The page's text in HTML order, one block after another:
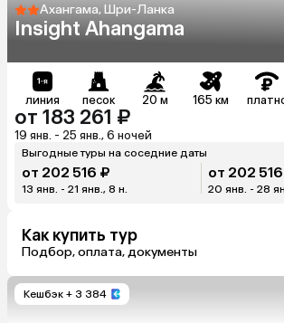
Ахангама, Шри-Ланка
Insight Ahangama
линия песок 20 м 165 км
от 183 261 ₽
19 янв. - 25 янв., 6 ночей
Выгодные туры на соседние даты
от 202 516 ₽
13 янв. - 21 янв., 8 н.
от 202
20 янв. - 28
Как купить тур
Подбор, оплата, документы
Кешбэк + 3 384